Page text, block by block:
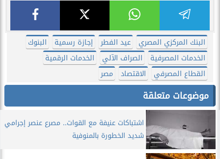
البنك المركزي المصري عيد الفطر إجازة رسمية
البنوك
الخدمات المصرفية
الصراف الآلي
الخدمات الرقمية
القطاع المصرفي
الاقتصاد مصر
موضوعات متعلقة
اشتباكات عنيفة مع القوات.. مصرع عنصر إجرامي
شديد الخطورة بالمنوفية